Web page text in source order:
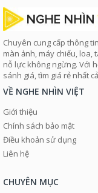
Chuyên cung cấp thông
màn ảnh, máy chiếu, loa,
nỗ lực không ngừng. Với
sánh giá, tìm giá rẻ nhất
VỀ NGHE NHÌN VIỆT
Giới thiệu
Chính sách bảo mật
Điều khoản sử dụng
Liên hệ
CHUYÊN MỤC